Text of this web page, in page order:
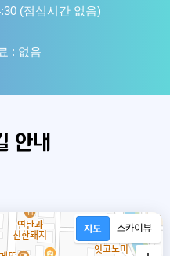
(점심시간 없음)
: 없음
안내